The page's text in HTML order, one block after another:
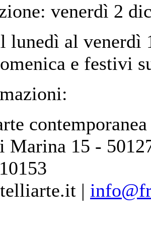
venerdì 2
lunedì al venerdì
e festivi
contemporanea
Marina 15 -
|